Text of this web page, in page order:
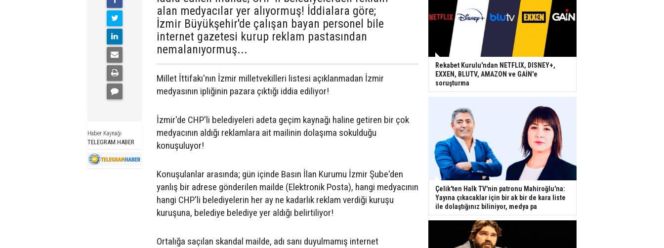
Haber Kaynağı
TELEGRAM HABER
alan medyacılar yer alıyormuş! İddialara göre;
İzmir Büyükşehir'de çalışan bayan personel bile
internet gazetesi kurup reklam pastasından
nemalanıyormuş...
Millet İttifakı'nın İzmir milletvekilleri listesi açıklanmadan İzmir
medyasının ipliğinin pazara çıktığı iddia ediliyor!
İzmir'de CHP'li belediyeleri adeta geçim kaynağı haline getiren bir çok
medyacının aldığı reklamlara ait mailinin dolaşıma sokulduğu
konuşuluyor!
Konuşulanlar arasında; gün içinde Basın İlan Kurumu İzmir Şube'den
yanlış bir adrese gönderilen mailde (Elektronik Posta), hangi medyacının
hangi CHP'li belediyelerin her ay ne kadarlık reklam verdiği kuruşu
kuruşuna, belediye belediye yer aldığı belirtiliyor!
Ortalığa saçılan skandal mailde, adı sanı duyulmamış internet
Rekabet Kurulu'ndan NETFLIX, DISNEY+,
EXXEN, BLUTV, AMAZON ve GAİN'e
soruşturma
Çelik'ten Halk TV'nin patronu Mahiroğlu'na:
Yayına çıkacaklar için bir ak bir de kara liste
ile dolaştığınız biliniyor, medya pa